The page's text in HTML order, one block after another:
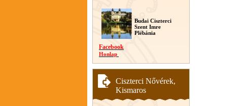
Budai Ciszterci
Szent Imre
Plébánia
Facebook
Honlap
Ciszterci Nővérek,
Kismaros